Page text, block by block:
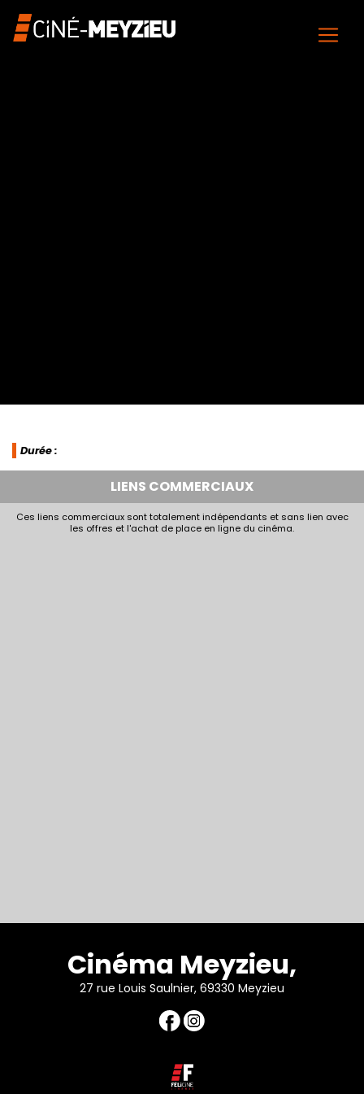
Durée :
LIENS COMMERCIAUX
Ces liens commerciaux sont totalement indépendants et sans lien avec
les offres et l'achat de place en ligne du cinéma.
Cinéma Meyzieu,
27 rue Louis Saulnier, 69330 Meyzieu